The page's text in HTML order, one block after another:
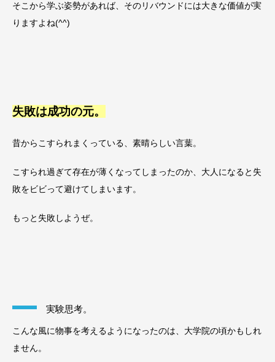
そこから学ぶ姿勢があれば、そのリバウンドには大きな価値が実
りますよね(^^)
失敗は成功の元。
昔からこすられまくっている、素晴らしい言葉。
こすられ過ぎて存在が薄くなってしまったのか、大人になると失
敗をビビって避けてしまいます。
もっと失敗しようぜ。
実験思考。
こんな風に物事を考えるようになったのは、大学院の頃かもしれ
ません。